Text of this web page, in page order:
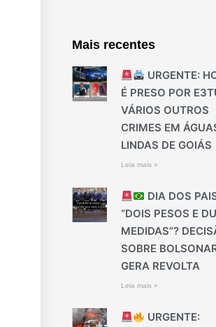
Mais recentes
URGENTE:
É PRESO POR
VÁRIOS OUTROS
CRIMES EM
LINDAS DE GOIÁS
Leia mais »
DIA DOS
“DOIS PESOS E
MEDIDAS”?
SOBRE
GERA REVOLTA
Leia mais »
URGENTE: